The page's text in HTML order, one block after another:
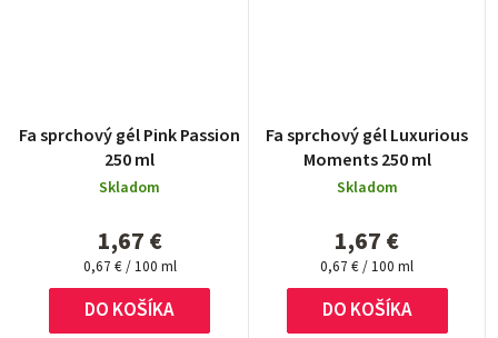
Fa sprchový gél Pink Passion
250 ml
Skladom
1,67 €
Jednotková
cena:
0,67 € / 100 ml
DO KOŠÍKA
Fa sprchový gél Luxurious
Moments 250 ml
Skladom
1,67 €
Jednotková
cena:
0,67 € / 100 ml
DO KOŠÍKA